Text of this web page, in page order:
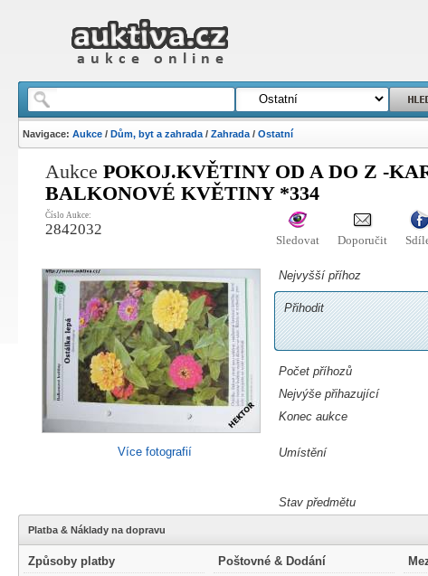
Navigace:Aukce /Dům, byt a zahrada /Zahrada /Ostatní
AukcePOKOJ.KVĚTINY OD A DO Z -
BALKONOVÉ KVĚTINY *334
Číslo Aukce:
2842032
Sledovat Doporučit
Více fotografií
Nejvyšší příhoz
Přihodit
Počet příhozů
Nejvýše přihazující
Konec aukce
Umístění
Stav předmětu
Platba & Náklady na dopravu
Způsoby platby
Poštovné & Dodání